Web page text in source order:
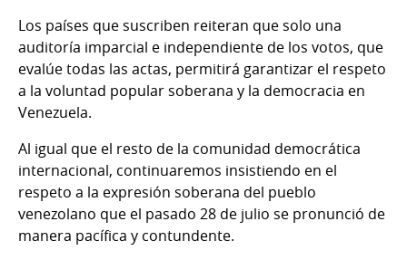
Los países que suscriben reiteran que solo una
auditoría imparcial e independiente de los votos, que
evalúe todas las actas, permitirá garantizar el respeto
a la voluntad popular soberana y la democracia en
Venezuela.
Al igual que el resto de la comunidad democrática
internacional, continuaremos insistiendo en el
respeto a la expresión soberana del pueblo
venezolano que el pasado 28 de julio se pronunció de
manera pacífica y contundente.